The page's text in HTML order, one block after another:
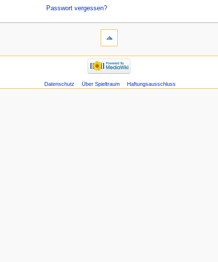
Passwort vergessen?
Datenschutz Über Spieltraum Haftungsausschluss